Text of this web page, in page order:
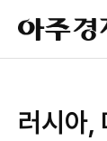
아
주
경
러시아,